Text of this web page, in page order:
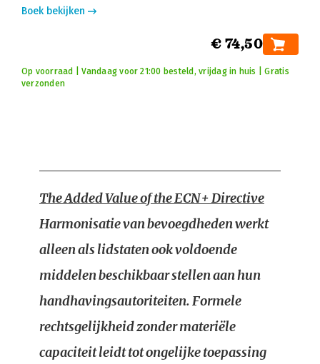
Boek bekijken
€ 74,50
Op voorraad | Vandaag voor 21:00 besteld, vrijdag in huis | Gratis
verzonden
The Added Value of the ECN+ Directive
Harmonisatie van bevoegdheden werkt
alleen als lidstaten ook voldoende
middelen beschikbaar stellen aan hun
handhavingsautoriteiten. Formele
rechtsgelijkheid zonder materiële
capaciteit leidt tot ongelijke toepassing